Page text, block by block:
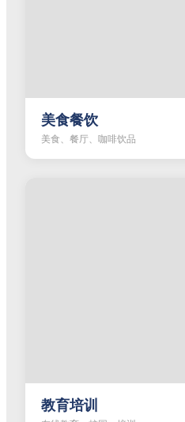
美食餐饮
美食、餐厅、咖啡饮品
教育培训